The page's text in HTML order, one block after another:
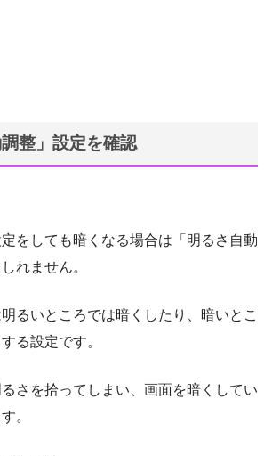
調整」設定を確認
定をしても暗くなる場合は「明るさ自動
れません。
るいところでは暗くしたり、暗いとこ
る設定です。
さを拾ってしまい、画面を暗くしてい
。